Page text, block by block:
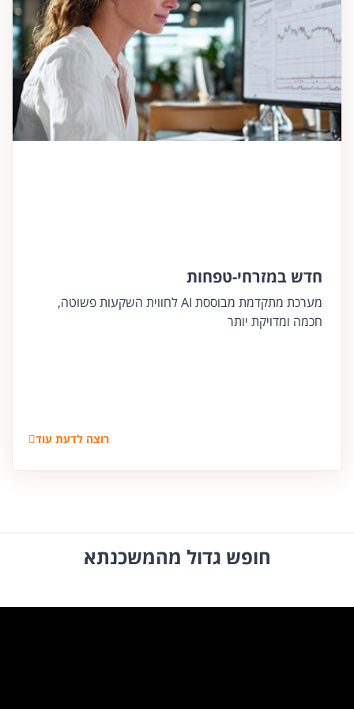
חדש במזרחי-טפחות
מערכת מתקדמת מבוססת AI לחווית השקעות פשוטה,
חכמה ומדויקת יותר
רוצה לדעת עוד
חופש גדול מהמשכנתא